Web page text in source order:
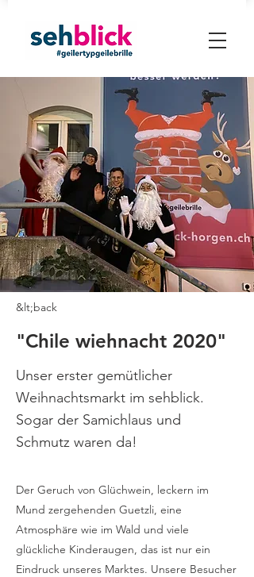
&lt;back
"Chile wiehnacht 2020"
Unser erster gemütlicher
Weihnachtsmarkt im sehblick.
Sogar der Samichlaus und
Schmutz waren da!
Der Geruch von Glüchwein, leckern im
Mund zergehenden Guetzli, eine
Atmosphäre wie im Wald und viele
glückliche Kinderaugen, das ist nur ein
Eindruck unseres Marktes. Unsere Besucher